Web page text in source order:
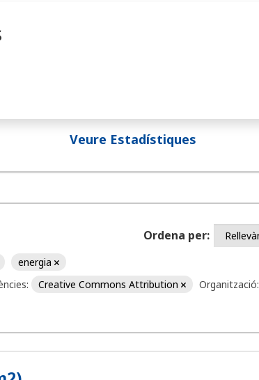
Veure Estadístiques
Ordena per
energia
Creative Commons Attribution
Organització: